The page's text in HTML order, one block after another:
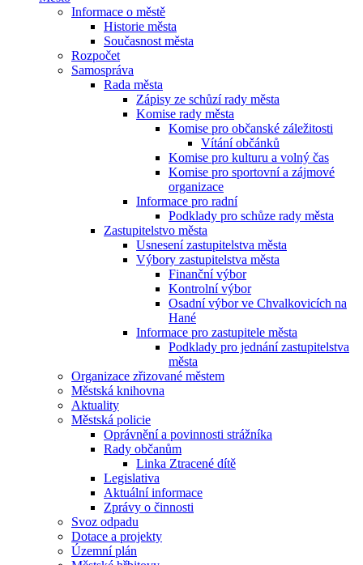
Informace o městě
Historie města
Současnost města
Rozpočet
Samospráva
Rada města
Zápisy ze schůzí rady města
Komise rady města
Komise pro občanské záležitosti
Vítání občánků
Komise pro kulturu a volný čas
Komise pro sportovní a zájmové
organizace
Informace pro radní
Podklady pro schůze rady města
Zastupitelstvo města
Usnesení zastupitelstva města
Výbory zastupitelstva města
Finanční výbor
Kontrolní výbor
Osadní výbor ve Chvalkovicích na
Hané
Informace pro zastupitele města
Podklady pro jednání zastupitelstva
města
Organizace zřizované městem
Městská knihovna
Aktuality
Městská policie
Oprávnění a povinnosti strážníka
Rady občanům
Linka Ztracené dítě
Legislativa
Aktuální informace
Zprávy o činnosti
Svoz odpadu
Dotace a projekty
Územní plán